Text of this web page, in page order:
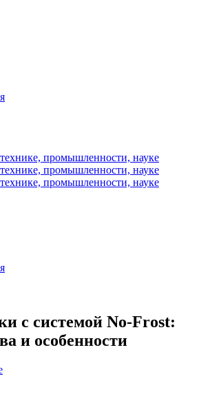
с системой No-Frost:
и особенности